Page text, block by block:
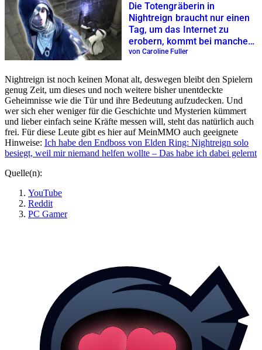
Die Totengräberin in
Nightreign braucht nur einen
Tag, um das Internet zu
erobern, kommt bei manchen
Fans ein bisschen zu gut an
von Caroline Fuller
Nightreign ist noch keinen Monat alt, deswegen bleibt den Spielern
genug Zeit, um dieses und noch weitere bisher unentdeckte
Geheimnisse wie die Tür und ihre Bedeutung aufzudecken. Und
wer sich eher weniger für die Geschichte und Mysterien kümmert
und lieber einfach seine Kräfte messen will, steht das natürlich auch
frei. Für diese Leute gibt es hier auf MeinMMO auch geeignete
Hinweise: Ich habe den Endboss von Elden Ring: Nightreign solo
besiegt, weil mir niemand helfen wollte – Das habe ich dabei gelernt
Quelle(n):
YouTube
Reddit
PC Gamer